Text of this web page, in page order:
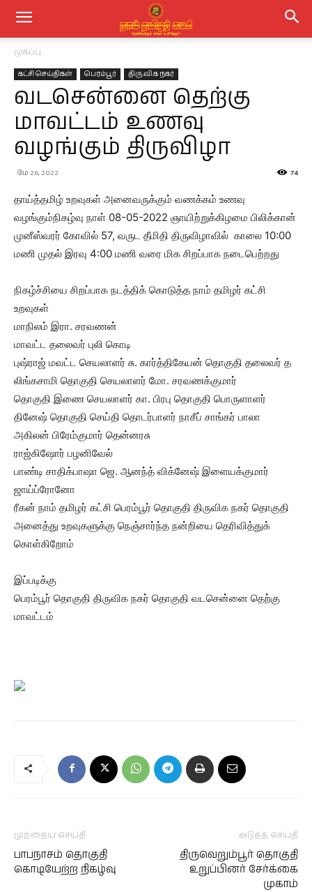
முகப்பு
கட்சி செய்திகள் பெரம்பூர் திரு.வி.க நகர்
வடசென்னை தெற்கு
மாவட்டம் உணவு
வழங்கும் திருவிழா
மே 26, 2022 74
தாய்த்தமிழ் உறவுகள் அனைவருக்கும் வணக்கம் உணவு
வழங்கும்நிகழ்வு நாள் 08-05-2022 ஞாயிற்றுக்கிழமை பிலிக்கான்
முனீஸ்வரர் கோவில் 57, வருட தீமிதி திருவிழாவில் காலை 10:00
மணி முதல் இரவு 4:00 மணி வரை மிக சிறப்பாக நடைபெற்றது
நிகழ்ச்சியை சிறப்பாக நடத்திக் கொடுத்த நாம் தமிழர் கட்சி
உறவுகள்
மாநிலம் இரா. சரவணன்
மாவட்ட தலைவர் புலி கொடி
புஷ்ராஜ் மவட்ட செயலாளர் சு. கார்த்திகேயன் தொகுதி தலைவர் த
லிங்கசாமி தொகுதி செயலாளர் மோ. சரவணக்குமார்
தொகுதி இணை செயலாளர் கா. பிரபு தொகுதி பொருளாளர்
தினேஷ் தொகுதி செய்தி தொடர்பாளர் நாசீப் சாங்கர் பாலா
அகிலன் பிரேம்குமார் தென்னரசு
ராஜ்கிஷோர் பழனிவேல்
பாண்டி சாதிக்பாஷா ஜெ. ஆனந்த் விக்னேஷ் இளையக்குமார்
ஜாய்ப்ரோனோ
ரீகன் நாம் தமிழர் கட்சி பெரம்பூர் தொகுதி திருவிக நகர் தொகுதி
அனைத்து உறவுகளுக்கு நெஞ்சார்ந்த நன்றியை தெரிவித்துக்
கொள்கிறோம்
இப்படிக்கு
பெரம்பூர் தொகுதி திருவிக நகர் தொகுதி வடசென்னை தெற்கு
மாவட்டம்
முந்தைய செய்தி
பாபநாசம் தொகுதி
கொடியேற்ற நிகழ்வு
அடுத்த செய்தி
திருவெறும்பூர் தொகுதி
உறுப்பினர் சேர்க்கை
முகாம்